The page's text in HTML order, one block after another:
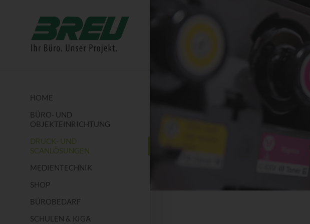
HOME
BÜRO- UND
OBJEKTEINRICHTUNG
DRUCK- UND
SCANLÖSUNGEN
MEDIENTECHNIK
SHOP
BÜROBEDARF
SCHULEN & KIGA